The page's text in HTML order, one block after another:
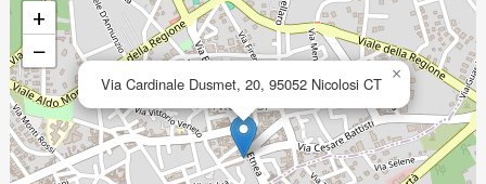
Via Cardinale Dusmet, 20, 95052 Nicolosi CT ×
+
−